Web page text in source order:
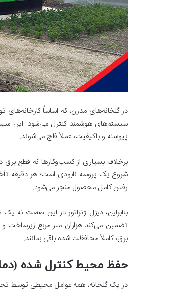
در گلخانه‌های مدرن، که اساساً
سیستم‌های هوشمند کنترل می‌شود. این
پیوسته و باکیفیت، عملاً فلج می‌شوند.
برخلاف بسیاری از کسب‌وکارها که قطع برق
شروع یک پروسه نابودی است؛ هر دقیقه
رفتن کامل محصول منجر می‌شود.
بنابراین، دیزل ژنراتور در این صنعت نه
تضمین می‌کند هزاران متر مربع زیرساخت
برق، کاملاً محافظت شده باقی بمانند.
حفظ محیط کنترل شده (دما،
در یک گلخانه، همه عوامل محیطی توسط